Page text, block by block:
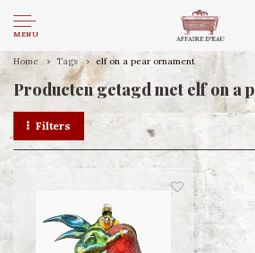
MENU
Home Tags elf on a pear ornament
Producten getagd met elf on a
Filters